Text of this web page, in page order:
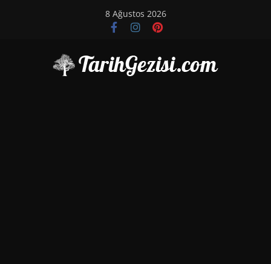
8 Ağustos 2026